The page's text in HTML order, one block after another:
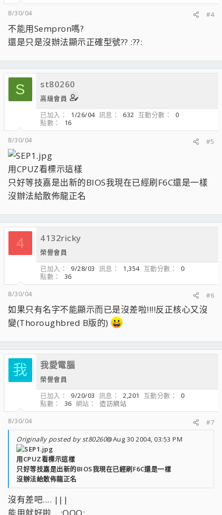
8/30/04
#4
不能用Sempron嗎?
還是只是沒辦法顯示正確型號?? :??:
S st80260
高級會員
已加入
1/26/04 訊息 632 互動分數
0
點數
16
8/30/04
#5
用CPUZ看標示這樣
只好等技嘉是出新的BIOS我現在已經刷F6C還是一樣
沒辦法給散佈龍正名
4 4132ricky
榮譽會員
已加入
9/28/03 訊息 1,354 互動分數
0
點數
36
8/30/04
#6
如果只有名字不能顯示而已是沒差啦!!!!反正核心又沒
變(Thoroughbred B版的)
我 我愛電腦
榮譽會員
已加入
9/20/03 訊息 2,201 互動分數
0
點數
36 網站
造訪網站
8/30/04
#7
Originally posted by st80260@Aug 30 2004, 03:53 PM
用CPUZ看標示這樣
只好等技嘉是出新的BIOS我現在已經刷F6C還是一樣
沒辦法給散佈龍正名
沒有差吧.... |||
能用就好啦... :QQQ: